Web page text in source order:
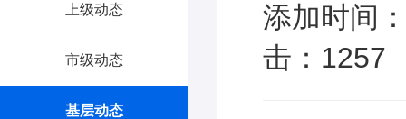
上级动态
市级动态
基层动态
添加时间
击：1257